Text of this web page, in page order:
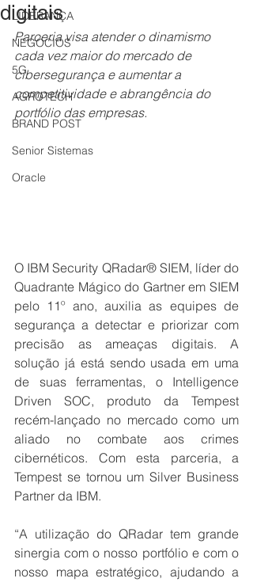
LIDERANÇA
NEGÓCIOS
5G
AGROTECH
BRAND POST
Senior Sistemas
Oracle
digitais
Parceria visa atender o dinamismo
cada vez maior do mercado de
cibersegurança e aumentar a
competitividade e abrangência do
portfólio das empresas.
O IBM Security QRadar® SIEM, líder do
Quadrante Mágico do Gartner em SIEM
pelo 11º ano, auxilia as equipes de
segurança a detectar e priorizar com
precisão as ameaças digitais. A
solução já está sendo usada em uma
de suas ferramentas, o Intelligence
Driven SOC, produto da Tempest
recém-lançado no mercado como um
aliado no combate aos crimes
cibernéticos. Com esta parceria, a
Tempest se tornou um Silver Business
Partner da IBM.
“A utilização do QRadar tem grande
sinergia com o nosso portfólio e com o
nosso mapa estratégico, ajudando a